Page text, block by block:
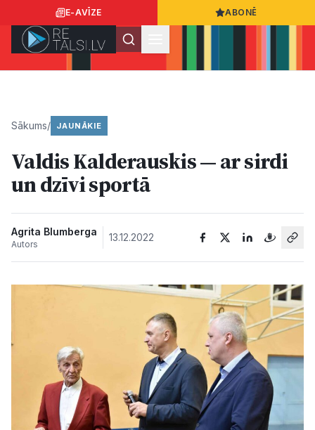
E-AVĪZE ABONĒ
Ziņas
Dzīvesstils
Sports
Kultūra
Bizness
Video
Sākums/ JAUNĀKIE
Valdis Kalderauskis — ar sirdi
un dzīvi sportā
Agrita Blumberga
Autors
13.12.2022